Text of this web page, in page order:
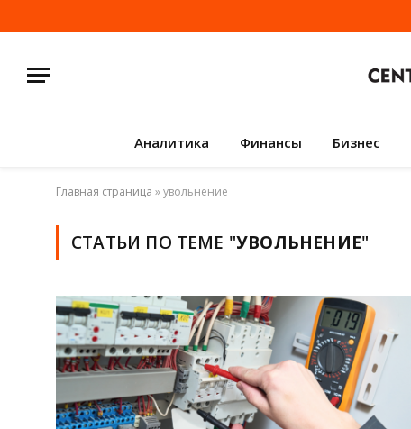
Аналитика Финансы Бизнес
Главная страница »увольнение
СТАТЬИ ПО ТЕМЕ "УВОЛЬНЕНИЕ"